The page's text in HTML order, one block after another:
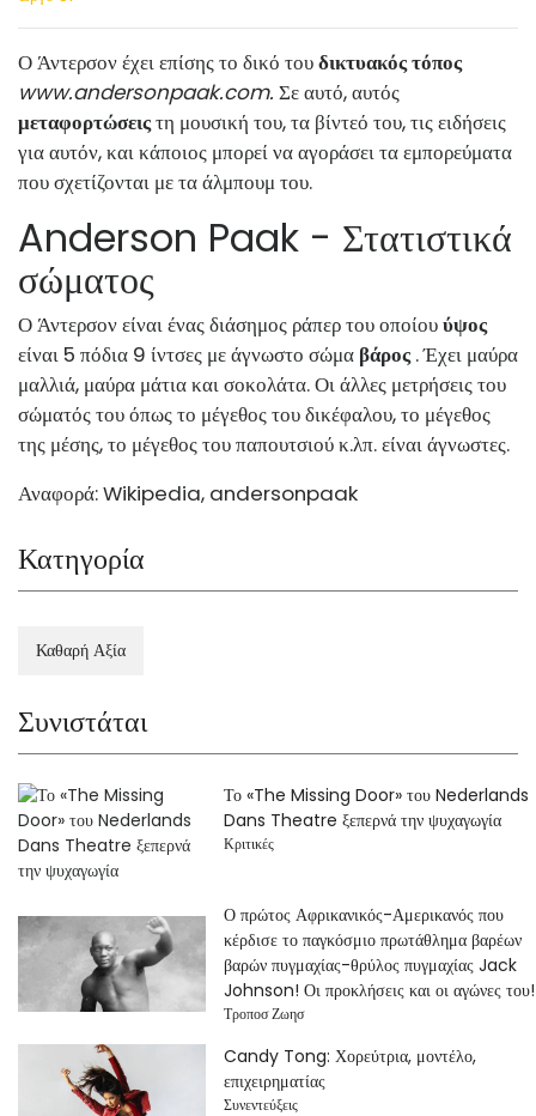
Ο Άντερσον έχει επίσης το δικό τουδικτυακός τόπος
www.andersonpaak.com. Σε αυτό, αυτός
μεταφορτώσειςτη μουσική του, τα βίντεό του, τις ειδήσεις
για αυτόν, και κάποιος μπορεί να αγοράσει τα εμπορεύματα
που σχετίζονται με τα άλμπουμ του.
Anderson Paak - Στατιστικά
σώματος
Ο Άντερσον είναι ένας διάσημος ράπερ του οποίουύψος
είναι 5 πόδια 9 ίντσες με άγνωστο σώμα βάρος. Έχει μαύρα
μαλλιά, μαύρα μάτια και σοκολάτα. Οι άλλες μετρήσεις του
σώματός του όπως το μέγεθος του δικέφαλου, το μέγεθος
της μέσης, το μέγεθος του παπουτσιού κ.λπ. είναι άγνωστες.
Αναφορά: Wikipedia, andersonpaak
Κατηγορία
Καθαρή Αξία
Συνιστάται
Το «The Missing Door» του Nederlands
Dans Theatre ξεπερνά την ψυχαγωγία
Κριτικές
Ο πρώτος Αφρικανικός-Αμερικανός που
κέρδισε το παγκόσμιο πρωτάθλημα βαρέων
βαρών πυγμαχίας-θρύλος πυγμαχίας Jack
Johnson! Οι προκλήσεις και οι αγώνες του!
Τροποσ Ζωησ
Candy Tong: Χορεύτρια, μοντέλο,
επιχειρηματίας
Συνεντεύξεις